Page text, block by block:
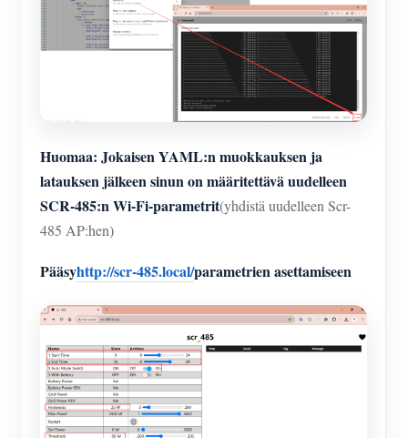
Huomaa: Jokaisen YAML:n muokkauksen ja
latauksen jälkeen sinun on määritettävä uudelleen
SCR-485:n Wi-Fi-parametrit(yhdistä uudelleen Scr-
485 AP:hen)
Pääsyhttp://scr-485.local/parametrien asettamiseen